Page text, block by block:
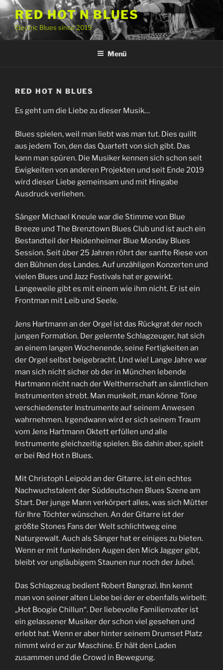
Zum
Inhalt
springen
RED HOT N BLUES
Electric Blues since 2019
Menü
RED HOT N BLUES
Es geht um die Liebe zu dieser Musik…
Blues spielen, weil man liebt was man tut. Dies quillt
aus jedem Ton, den das Quartett von sich gibt. Das
kann man spüren. Die Musiker kennen sich schon seit
Ewigkeiten von anderen Projekten und seit Ende 2019
wird dieser Liebe gemeinsam und mit Hingabe
Ausdruck verliehen.
Sänger Michael Kneule war die Stimme von Blue
Breeze und The Brenztown Blues Club und ist auch ein
Bestandteil der Heidenheimer Blue Monday Blues
Session. Seit über 25 Jahren röhrt der sanfte Riese von
den Bühnen des Landes. Auf unzähligen Konzerten und
vielen Blues und Jazz Festivals hat er gewirkt.
Langeweile gibt es mit einem wie ihm nicht. Er ist ein
Frontman mit Leib und Seele.
Jens Hartmann an der Orgel ist das Rückgrat der noch
jungen Formation. Der gelernte Schlagzeuger, hat sich
an einem langen Wochenende, seine Fertigkeiten an
der Orgel selbst beigebracht. Und wie! Lange Jahre war
man sich nicht sicher ob der in München lebende
Hartmann nicht nach der Weltherrschaft an sämtlichen
Instrumenten strebt. Man munkelt, man könne Töne
verschiedenster Instrumente auf seinem Anwesen
wahrnehmen. Irgendwann wird er sich seinem Traum
vom Jens Hartmann Oktett erfüllen und alle
Instrumente gleichzeitig spielen. Bis dahin aber, spielt
er bei Red Hot n Blues.
Mit Christoph Leipold an der Gitarre, ist ein echtes
Nachwuchstalent der Süddeutschen Blues Szene am
Start. Der junge Mann verkörpert alles, was sich Mütter
für Ihre Töchter wünschen. An der Gitarre ist der
größte Stones Fans der Welt schlichtweg eine
Naturgewalt. Auch als Sänger hat er einiges zu bieten.
Wenn er mit funkelnden Augen den Mick Jagger gibt,
bleibt vor ungläubigem Staunen nur noch der Jubel.
Das Schlagzeug bedient Robert Bangrazi. Ihn kennt
man von seiner alten Liebe bei der er ebenfalls wirbelt:
„Hot Boogie Chillun“. Der liebevolle Familienvater ist
ein gelassener Musiker der schon viel gesehen und
erlebt hat. Wenn er aber hinter seinem Drumset Platz
nimmt wird er zur Maschine. Er hält den Laden
zusammen und die Crowd in Bewegung.